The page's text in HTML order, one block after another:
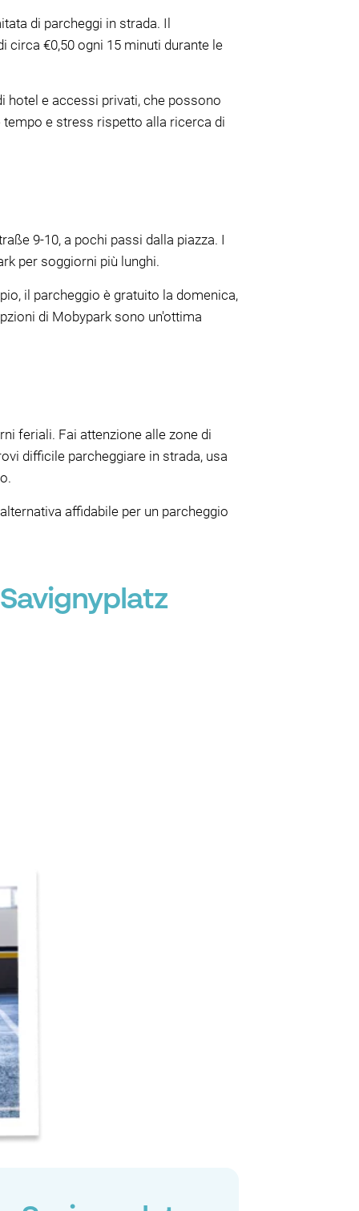
di parcheggi in strada. Il
circa €0,50 ogni 15 minuti durante le
hotel e accessi privati, che possono
e stress rispetto alla ricerca di
9-10, a pochi passi dalla piazza. I
per soggiorni più lunghi.
il parcheggio è gratuito la domenica,
di Mobypark sono un'ottima
feriali. Fai attenzione alle zone di
difficile parcheggiare in strada, usa
affidabile per un parcheggio